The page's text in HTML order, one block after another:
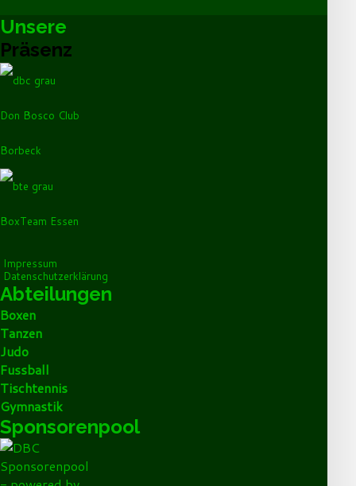
Unsere
Präsenz
Don Bosco Club
Borbeck
BoxTeam Essen
Impressum
Datenschutzerklärung
Abteilungen
Boxen
Tanzen
Judo
Fussball
Tischtennis
Gymnastik
Sponsorenpool